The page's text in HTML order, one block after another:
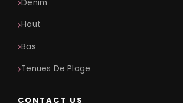
Denim
Haut
Bas
Tenues De Plage
CONTACT US